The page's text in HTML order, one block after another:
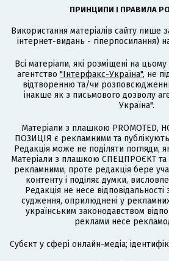
ПРИНЦИПИ І ПРАВИЛА
Використання матеріалів сайту лише
інтернет-видань - гіперпосилання)
Всі матеріали, які розміщені на
агентство "Інтерфакс-Україна", не
відтворенню та/чи
інакше як з письмового дозволу
Україна".
Матеріали з плашкою
ПОЗИЦІЯ є рекламними та
Редакція може не поділяти погляди,
Матеріали з плашкою СПЕЦПРОЄКТ
рекламними, проте редакція бере
контенту і поділяє думки,
Редакція не несе відповідальності
судження, оприлюднені у рекламних
українським законодавством
реклами несе
Cубєкт у сфері онлайн-медіа;